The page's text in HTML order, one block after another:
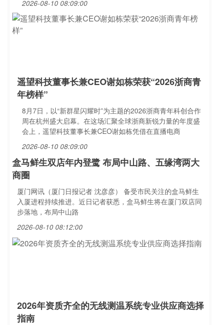
2026-08-10 08:09:00
遥望科技董事长兼CEO谢如栋荣获“2026浙商青
年榜样”
8月7日，以“新群星闪耀时”为主题的2026浙商青年科创合作
周在杭州盛大启幕。在这场汇聚全球浙商新锐力量的年度盛
会上，遥望科技董事长兼CEO谢如栋凭借在直播电商
2026-08-10 08:09:00
盒马鲜生双店年内登鹭 布局中山路、五缘湾两大
商圈
厦门网讯（厦门日报记者 沈彦彦） 备受市民关注的盒马鲜生
入厦进程持续推进。近日记者获悉，盒马鲜生将在厦门双店同
步落地，布局中山路
2026-08-10 08:12:00
2026年资质齐全的无线测温系统专业供应商选择
指南